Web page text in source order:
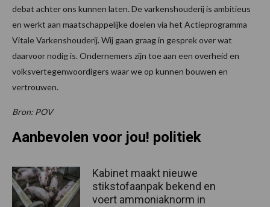
debat achter ons kunnen laten. De varkenshouderij is ambitieus
en werkt aan maatschappelijke doelen via het Actieprogramma
Vitale Varkenshouderij. Wij gaan graag in gesprek over wat
daarvoor nodig is. Ondernemers zijn toe aan een overheid en
volksvertegenwoordigers waar we op kunnen bouwen en
vertrouwen.
Bron: POV
Aanbevolen voor jou! politiek
Kabinet maakt nieuwe
stikstofaanpak bekend en
voert ammoniaknorm in